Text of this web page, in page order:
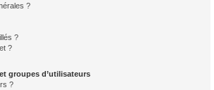
?
?
?
groupes d’utilisateurs
?